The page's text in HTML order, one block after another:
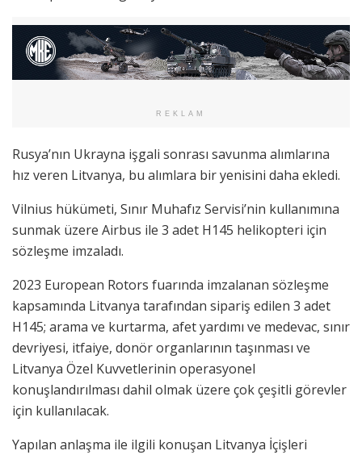
REKLAM
Rusya’nın Ukrayna işgali sonrası savunma alımlarına
hız veren Litvanya, bu alımlara bir yenisini daha ekledi.
Vilnius hükümeti, Sınır Muhafız Servisi’nin kullanımına
sunmak üzere Airbus ile 3 adet H145 helikopteri için
sözleşme imzaladı.
2023 European Rotors fuarında imzalanan sözleşme
kapsamında Litvanya tarafından sipariş edilen 3 adet
H145; arama ve kurtarma, afet yardımı ve medevac, sınır
devriyesi, itfaiye, donör organlarının taşınması ve
Litvanya Özel Kuvvetlerinin operasyonel
konuşlandırılması dahil olmak üzere çok çeşitli görevler
için kullanılacak.
Yapılan anlaşma ile ilgili konuşan Litvanya İçişleri